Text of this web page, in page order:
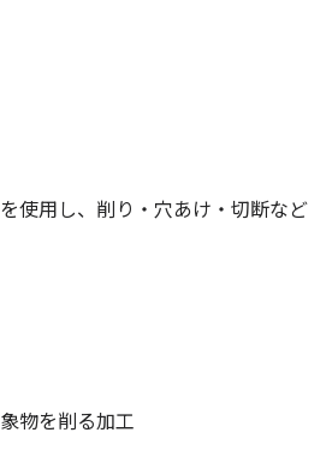
使用し、削り・穴あけ・切断など
物を削る加工